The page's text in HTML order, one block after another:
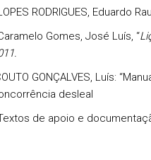
RODRIGUES, Eduardo
Gomes, José Luís, “
GONÇALVES, Luís:
desleal
de apoio e